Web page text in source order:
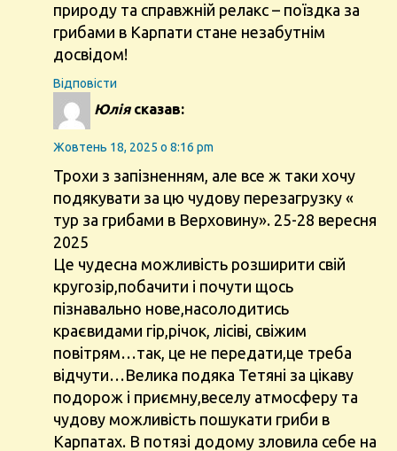
природу та справжній релакс – поїздка за
грибами в Карпати стане незабутнім
досвідом!
Відповіcти
Юлія сказав:
Жовтень 18, 2025 о 8:16 pm
Трохи з запізненням, але все ж таки хочу
подякувати за цю чудову перезагрузку «
тур за грибами в Верховину». 25-28 вересня
2025
Це чудесна можливість розширити свій
кругозір,побачити і почути щось
пізнавально нове,насолодитись
краєвидами гір,річок, лісіві, свіжим
повітрям…так, це не передати,це треба
відчути…Велика подяка Тетяні за цікаву
подорож і приємну,веселу атмосферу та
чудову можливість пошукати гриби в
Карпатах. В потязі додому зловила себе на